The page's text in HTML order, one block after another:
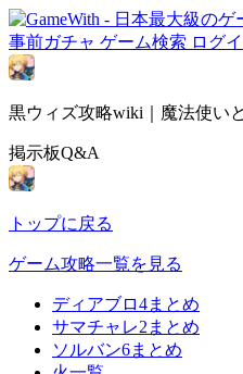
事前ガチャ ゲーム検索 ログ
黒ウィズ攻略wiki｜魔法使い
掲示板Q&A
トップに戻る
ゲーム攻略一覧を見る
ディアブロ4まとめ
サマチャレ2まとめ
ソルバン6まとめ